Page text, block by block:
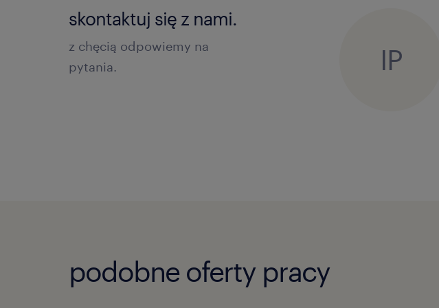
skontaktuj się z nami.
z chęcią odpowiemy na
pytania.
IP
podobne oferty pracy